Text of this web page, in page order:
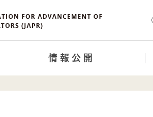
情報公開